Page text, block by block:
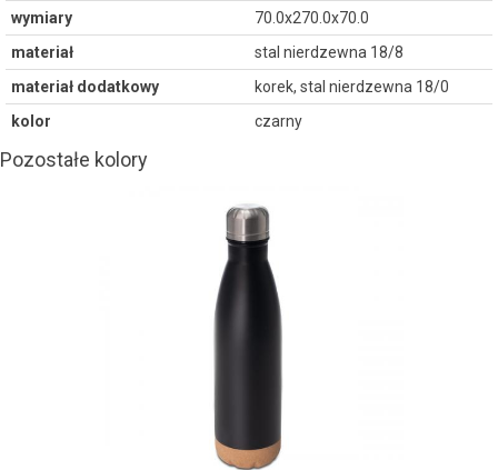
wymiary
70.0x270.0x70.0
materiał
stal nierdzewna 18/8
materiał dodatkowy
korek, stal nierdzewna 18/0
kolor
czarny
Pozostałe kolory